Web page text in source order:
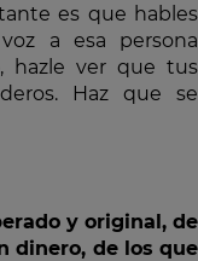
es que hables
a esa persona
hazle ver que tus
Haz que se
y original, de
dinero, de los que